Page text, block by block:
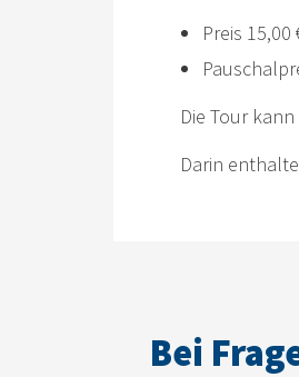
Preis
Die Tour
Darin
Bei